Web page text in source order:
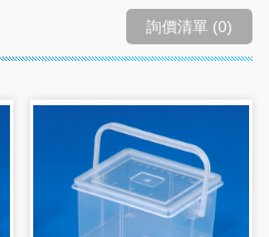
詢價清單 (0)